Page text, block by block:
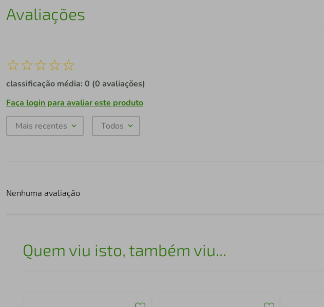
Avaliações
☆☆☆☆☆
classificação média: 0 (0 avaliações)
Faça login para avaliar este produto
Mais recentes Todos
Nenhuma avaliação
Quem viu isto, também viu...